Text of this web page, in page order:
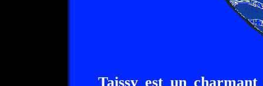
Taissy est un